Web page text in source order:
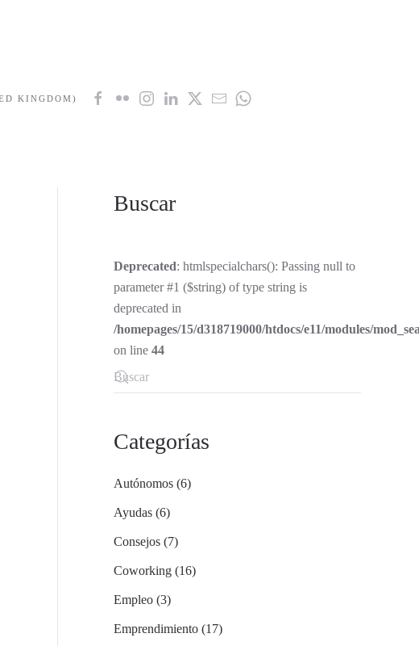
Buscar
Deprecated: htmlspecialchars(): Passing null to
parameter #1 ($string) of type string is
deprecated in
/homepages/15/d318719000/htdocs/e11/modules/
on line44
Categorías
Autónomos (6)
Ayudas (6)
Consejos (7)
Coworking (16)
Empleo (3)
Emprendimiento (17)